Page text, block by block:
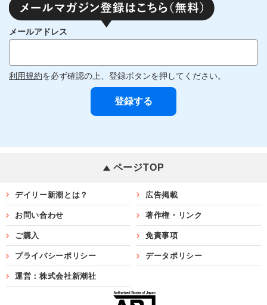
メールアドレス
利用規約を必ず確認の上、登録ボタンを押してください。
ページTOP
デイリー新潮とは？ 広告掲載
お問い合わせ 著作権・リンク
ご購入 免責事項
プライバシーポリシー データポリシー
運営：株式会社新潮社